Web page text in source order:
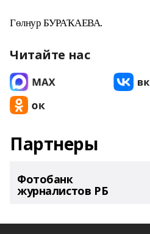
Гөлнур БУРАҠАЕВА.
Читайте нас
Партнеры
Фотобанк
журналистов РБ